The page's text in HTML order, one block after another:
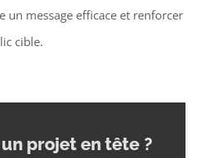
un message efficace et renforcer
cible.
un projet en tête ?